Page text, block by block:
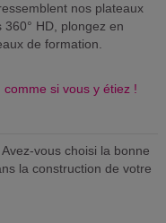
nos plateaux
HD, plongez en
de formation.
si vous y étiez !
vous choisi la bonne
la construction de votre